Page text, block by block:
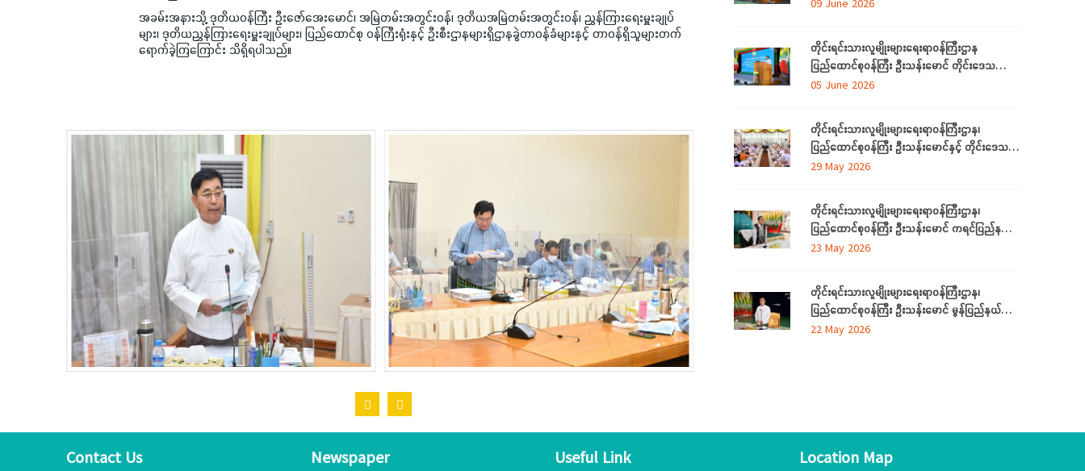
အခမ်းအနားသို့ ဒုတိယဝန်ကြီး ဦးဇော်အေးမောင်၊ အမြဲတမ်းအတွင်းဝန်၊ ဒုတိယအမြဲတမ်းအတွင်းဝန်၊ ညွှန်ကြားရေးမှူးချုပ်
များ၊ ဒုတိယညွှန်ကြားရေးမှူးချုပ်များ၊ ပြည်ထောင်စု ဝန်ကြီးရုံးနှင့် ဦးစီးဌာနများရှိဌာနခွဲတာဝန်ခံများနှင့် တာဝန်ရှိသူများတက်
ရောက်ခဲ့ကြကြောင်း သိရှိရပါသည်။
09 June 2026
တိုင်းရင်းသားလူမျိုးများရေးရာဝန်ကြီးဌာန
ပြည်ထောင်စုဝန်ကြီး ဦးသန်းမောင် တိုင်းဒေသကြီး
နှင့် ပြည်နယ်များမှ လေ့လာရေးခရီးလာရောက်ကြ
အသင်းအဖွဲ့ ကိုယ်စားလှယ်များအား တည်ခင်းဧည့်ခံ
သည့် ဂုဏ်ပြုညစာစားပွဲသို့တက်ရောက်
05 June 2026
တိုင်းရင်းသားလူမျိုးများရေးရာဝန်ကြီးဌာန၊
ပြည်ထောင်စုဝန်ကြီး ဦးသန်းမောင်နှင့် တိုင်းဒေသ
ကြီးနှင့်ပြည်နယ် တိုင်းရင်းသားလူမျိုးရေးရာဝန်ကြီး
29 May 2026
တိုင်းရင်းသားလူမျိုးများရေးရာဝန်ကြီးဌာန၊
ပြည်ထောင်စုဝန်ကြီး ဦးသန်းမောင် ကရင်ပြည်နယ်
အတွင်းရှိ တိုင်းရင်းသားစာပေနှင့်ယဉ်ကျေးမှု
နှင့်တွေ့ဆုံအမှာစကားပြောကြား
23 May 2026
တိုင်းရင်းသားလူမျိုးများရေးရာဝန်ကြီးဌာန၊
ပြည်ထောင်စုဝန်ကြီး ဦးသန်းမောင် မွန်ပြည်နယ်
အတွင်းရှိ တိုင်းရင်းသားစာပေနှင့်ယဉ်ကျေးမှု
22 May 2026
Contact Us Newspaper Useful Link Location Map